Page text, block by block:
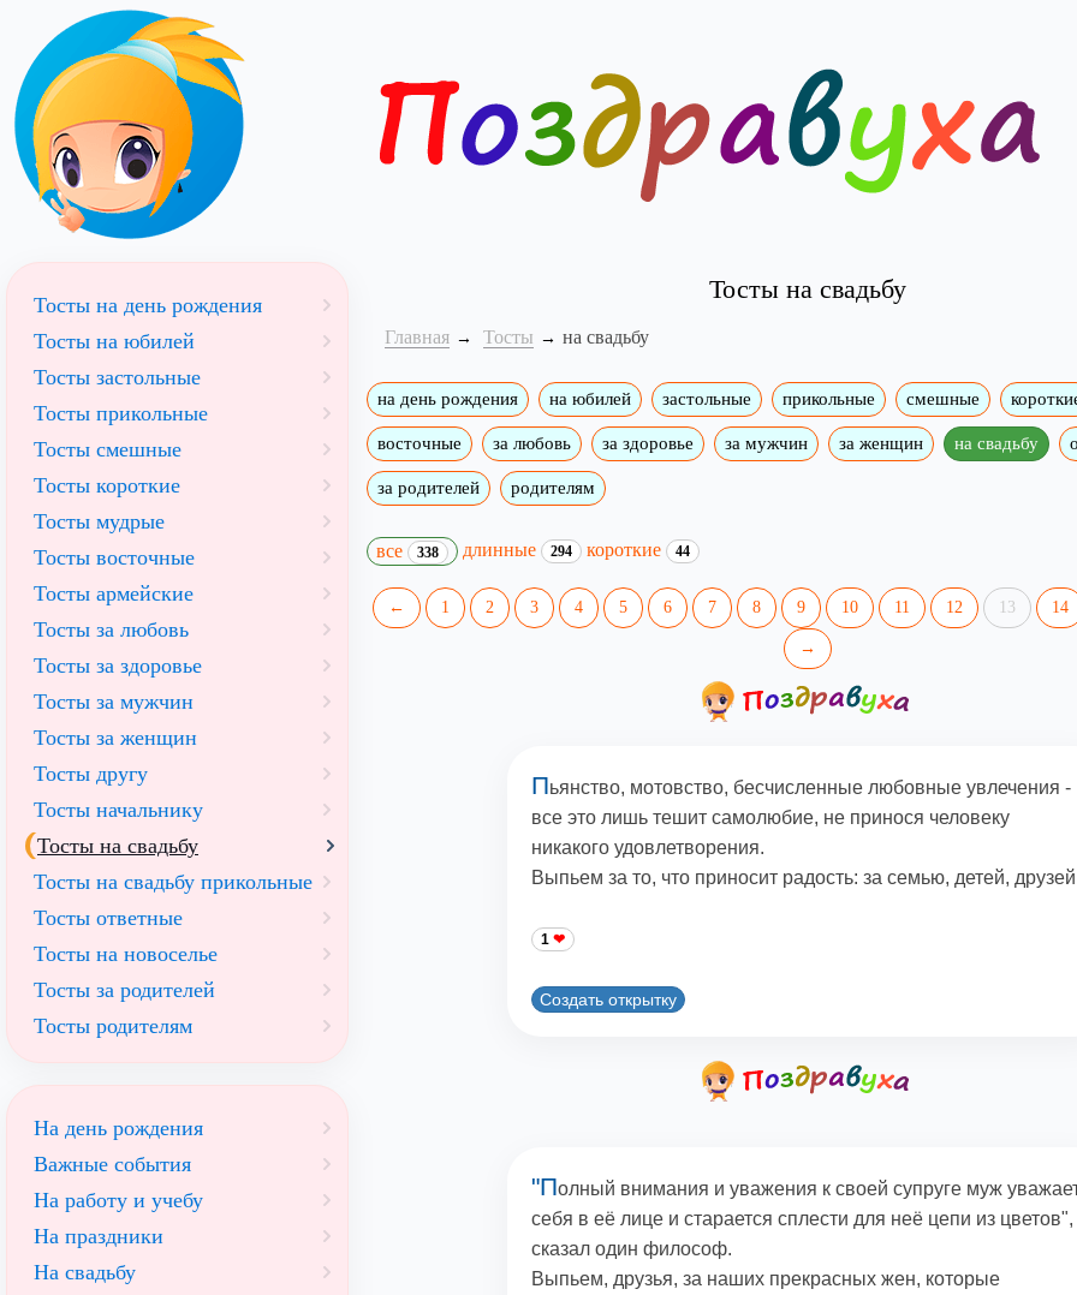
Тосты на свадьбу
Главная Тосты на свадьбу
на день рождения на юбилей застольные прикольные смешные
восточные за любовь за здоровье за мужчин за женщин на свадьбу
за родителей родителям
все 338 длинные 294 короткие 44
← 1 2 3 4 5 6 7 8 9 10 11 12 13 14
→
Пьянство, мотовство, бесчисленные любовные увлечения -
все это лишь тешит самолюбие, не принося человеку
никакого удовлетворения.
Выпьем за то, что приносит радость: за семью, детей,
1
Создать открытку
"Полный внимания и уважения к своей супруге муж
себя в её лице и старается сплести для неё цепи из цветов",
сказал один философ.
Выпьем, друзья, за наших прекрасных жен, которые
Тосты на день рождения
Тосты на юбилей
Тосты застольные
Тосты прикольные
Тосты смешные
Тосты короткие
Тосты мудрые
Тосты восточные
Тосты армейские
Тосты за любовь
Тосты за здоровье
Тосты за мужчин
Тосты за женщин
Тосты другу
Тосты начальнику
Тосты на свадьбу
Тосты на свадьбу прикольные
Тосты ответные
Тосты на новоселье
Тосты за родителей
Тосты родителям
На день рождения
Важные события
На работу и учебу
На праздники
На свадьбу